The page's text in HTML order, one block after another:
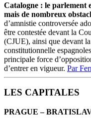
Catalogne : le parlement
mais de nombreux
d’amnistie controversée
être contestée devant la
(CJUE), ainsi que devant
constitutionnelle
principale force
d’entrer en vigueur. Par
LES CAPITALES
PRAGUE –